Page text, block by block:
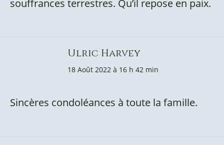
souffrances terrestres. Qu’il repose en paix.
Ulric Harvey
18 Août 2022 à 16 h 42 min
Sincères condoléances à toute la famille.